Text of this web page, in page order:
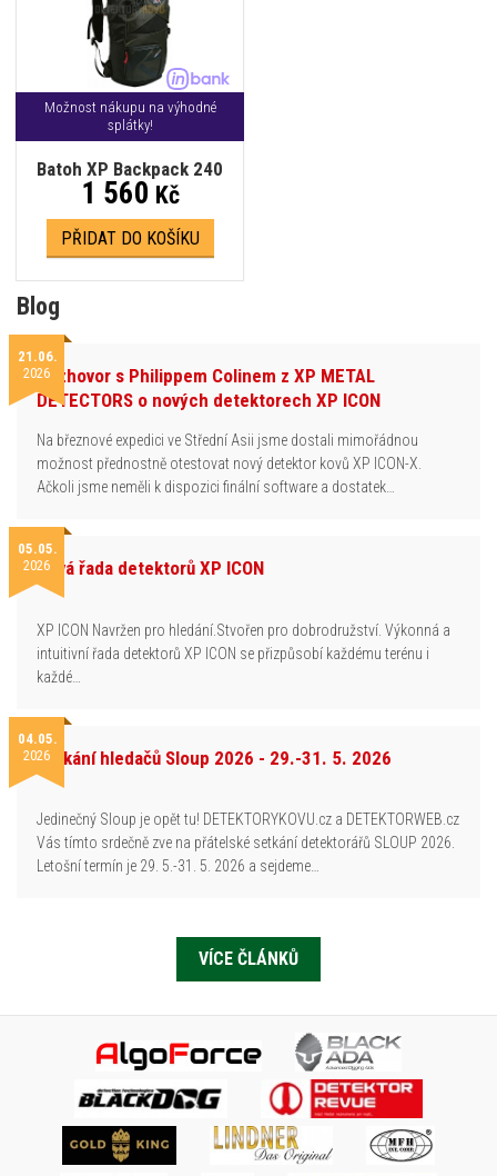
Možnost nákupu na výhodné
splátky!
Batoh XP Backpack 240
1 560 Kč
PŘIDAT DO KOŠÍKU
Blog
21.06.
2026Rozhovor s Philippem Colinem z XP METAL
DETECTORS o nových detektorech XP ICON
Na březnové expedici ve Střední Asii jsme dostali mimořádnou
možnost přednostně otestovat nový detektor kovů XP ICON-X.
Ačkoli jsme neměli k dispozici finální software a dostatek…
05.05.
2026Nová řada detektorů XP ICON
XP ICON Navržen pro hledání.Stvořen pro dobrodružství. Výkonná a
intuitivní řada detektorů XP ICON se přizpůsobí každému terénu i
každé…
04.05.
2026Setkání hledačů Sloup 2026 - 29.-31. 5. 2026
Jedinečný Sloup je opět tu! DETEKTORYKOVU.cz a DETEKTORWEB.cz
Vás tímto srdečně zve na přátelské setkání detektorářů SLOUP 2026.
Letošní termín je 29. 5.-31. 5. 2026 a sejdeme…
VÍCE ČLÁNKŮ